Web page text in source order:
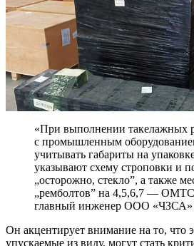
«При выполнении такелажных
с промышленным
учитывать габариты на
указывают схему строповки и
„осторожно, стекло”, а также
„ремболтов” на 4,5,6,7 —
главный инженер ООО «ЧЗСА»
Он акцентирует внимание на то, что
упускаемые из виду, могут стать